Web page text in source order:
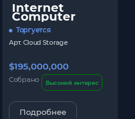
Internet
Computer
Торгуется
Арт. Cloud Storage
$195,000,000
Собрано Высокий интерес
Подробнее